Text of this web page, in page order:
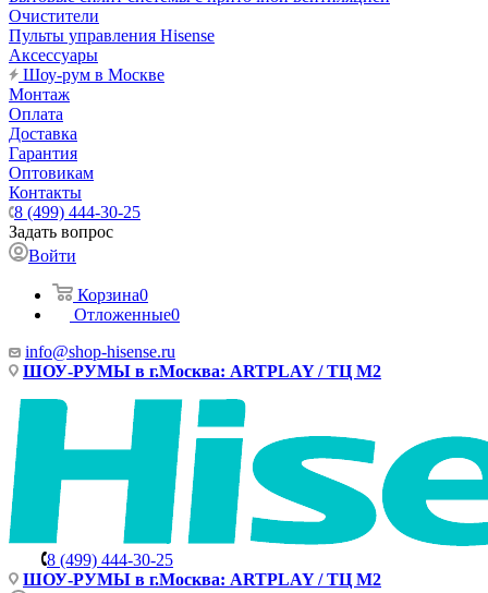
Очистители
Пульты управления Hisense
Аксессуары
Шоу-рум в Москве
Монтаж
Оплата
Доставка
Гарантия
Оптовикам
Контакты
8 (499) 444-30-25
Задать вопрос
Войти
Корзина0
Отложенные0
info@shop-hisense.ru
ШОУ-РУМЫ в г.Москва: ARTPLAY / ТЦ М2
8 (499) 444-30-25
ШОУ-РУМЫ в г.Москва: ARTPLAY / ТЦ М2